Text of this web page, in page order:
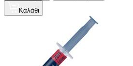
Καλάθι